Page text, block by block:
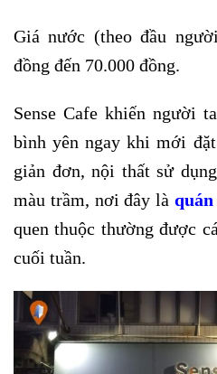
Giá nước (theo đầu
đồng đến 70.000 đồng.
Sense Cafe khiến người
bình yên ngay khi mới
giản đơn, nội thất sử
màu trầm, nơi đây là
quen thuộc thường được
cuối tuần.